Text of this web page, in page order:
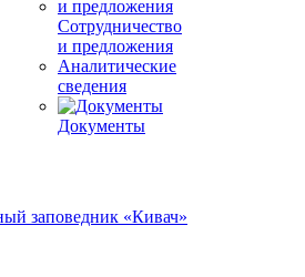
Сотрудничество
и предложения
Аналитические
сведения
Документы